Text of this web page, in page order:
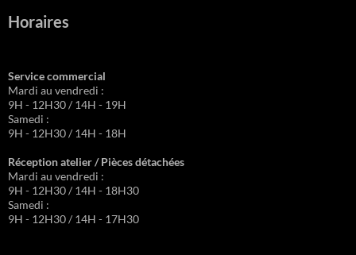
Horaires
Service commercial
Mardi au vendredi :
9H - 12H30 / 14H - 19H
Samedi :
9H - 12H30 / 14H - 18H
Réception atelier / Pièces détachées
Mardi au vendredi :
9H - 12H30 / 14H - 18H30
Samedi :
9H - 12H30 / 14H - 17H30